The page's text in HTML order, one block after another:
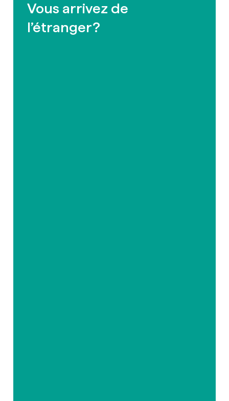
Vous arrivez de
l’étranger?